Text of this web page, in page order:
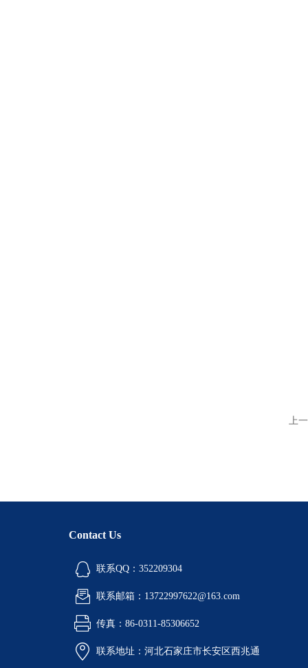
上
Contact Us
联系QQ：352209304
联系邮箱：13722997622@163.com
传真：86-0311-85306652
联系地址：河北石家庄市长安区西兆通